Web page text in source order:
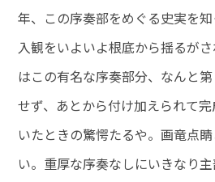
年、この序奏部をめぐる史実を
入観をいよいよ根底から揺るが
はこの有名な序奏部分、なんと
せず、あとから付け加えられて
いたときの驚愕たるや。画竜点
い。重厚な序奏なしにいきなり